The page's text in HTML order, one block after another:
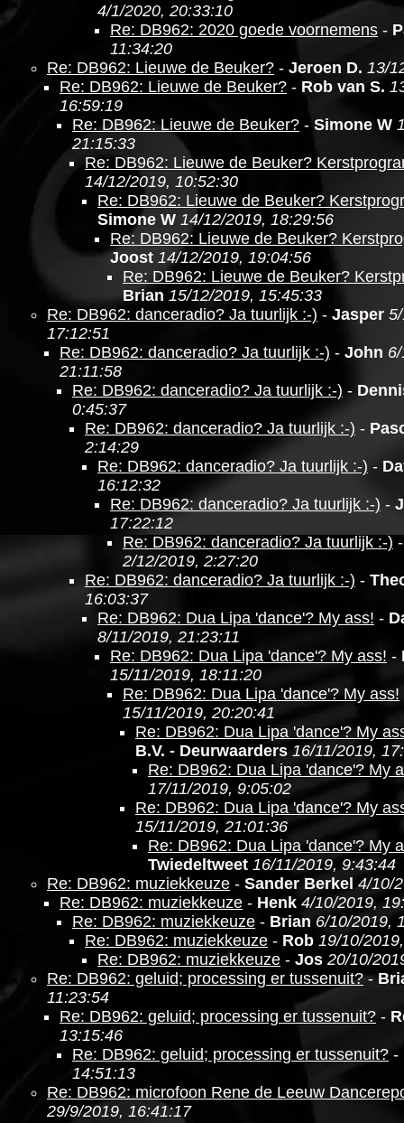
4/1/2020, 20:33:10
Re: DB962: 2020 goede voornemens -
11:34:20
Re: DB962: Lieuwe de Beuker? - Jeroen D. 13/
Re: DB962: Lieuwe de Beuker? - Rob van S.
16:59:19
Re: DB962: Lieuwe de Beuker? - Simone W
21:15:33
Re: DB962: Lieuwe de Beuker?
14/12/2019, 10:52:30
Re: DB962: Lieuwe de Beuker?
Simone W 14/12/2019, 18:29:56
Re: DB962: Lieuwe de Beuker?
Joost 14/12/2019, 19:04:56
Re: DB962: Lieuwe de Beuker?
Brian 15/12/2019, 15:45:33
Re: DB962: danceradio? Ja tuurlijk :-) - Jasper
17:12:51
Re: DB962: danceradio? Ja tuurlijk :-) - John
21:11:58
Re: DB962: danceradio? Ja tuurlijk :-) -
0:45:37
Re: DB962: danceradio? Ja tuurlijk :-) -
2:14:29
Re: DB962: danceradio? Ja tuurlijk :-) -
16:12:32
Re: DB962: danceradio? Ja tuurlijk :-) -
17:22:12
Re: DB962: danceradio? Ja tuurlijk :-)
2/12/2019, 2:27:20
Re: DB962: danceradio? Ja tuurlijk :-) -
16:03:37
Re: DB962: Dua Lipa 'dance'? My ass! -
8/11/2019, 21:23:11
Re: DB962: Dua Lipa 'dance'? My ass! -
15/11/2019, 18:11:20
Re: DB962: Dua Lipa 'dance'? My ass!
15/11/2019, 20:20:41
Re: DB962: Dua Lipa 'dance'? My
B.V. - Deurwaarders 16/11/2019,
Re: DB962: Dua Lipa 'dance'? My
17/11/2019, 9:05:02
Re: DB962: Dua Lipa 'dance'? My
15/11/2019, 21:01:36
Re: DB962: Dua Lipa 'dance'? My
Twiedeltweet 16/11/2019, 9:43:44
Re: DB962: muziekkeuze - Sander Berkel 4/10/
Re: DB962: muziekkeuze - Henk 4/10/2019,
Re: DB962: muziekkeuze - Brian 6/10/2019,
Re: DB962: muziekkeuze - Rob 19/10/
Re: DB962: muziekkeuze - Jos 20/10/
Re: DB962: geluid; processing er tussenuit?-
11:23:54
Re: DB962: geluid; processing er tussenuit? -
13:15:46
Re: DB962: geluid; processing er tussenuit? -
14:51:13
Re: DB962: microfoon Rene de Leeuw
29/9/2019, 16:41:17